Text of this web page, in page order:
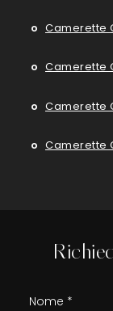
Camerette
Camerette
Camerette
Camerette